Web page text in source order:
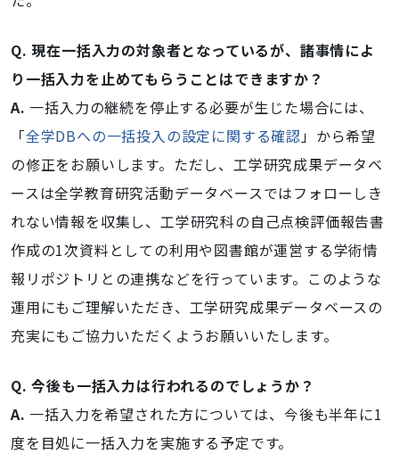
Q. 現在一括入力の対象者となっているが、諸事情によ
り一括入力を止めてもらうことはできますか？
A. 一括入力の継続を停止する必要が生じた場合には、
「全学DBへの一括投入の設定に関する確認」から希望
の修正をお願いします。ただし、工学研究成果データベ
ースは全学教育研究活動データベースではフォローしき
れない情報を収集し、工学研究科の自己点検評価報告書
作成の1次資料としての利用や図書館が運営する学術情
報リポジトリとの連携などを行っています。このような
運用にもご理解いただき、工学研究成果データベースの
充実にもご協力いただくようお願いいたします。
Q. 今後も一括入力は行われるのでしょうか？
A. 一括入力を希望された方については、今後も半年に1
度を目処に一括入力を実施する予定です。